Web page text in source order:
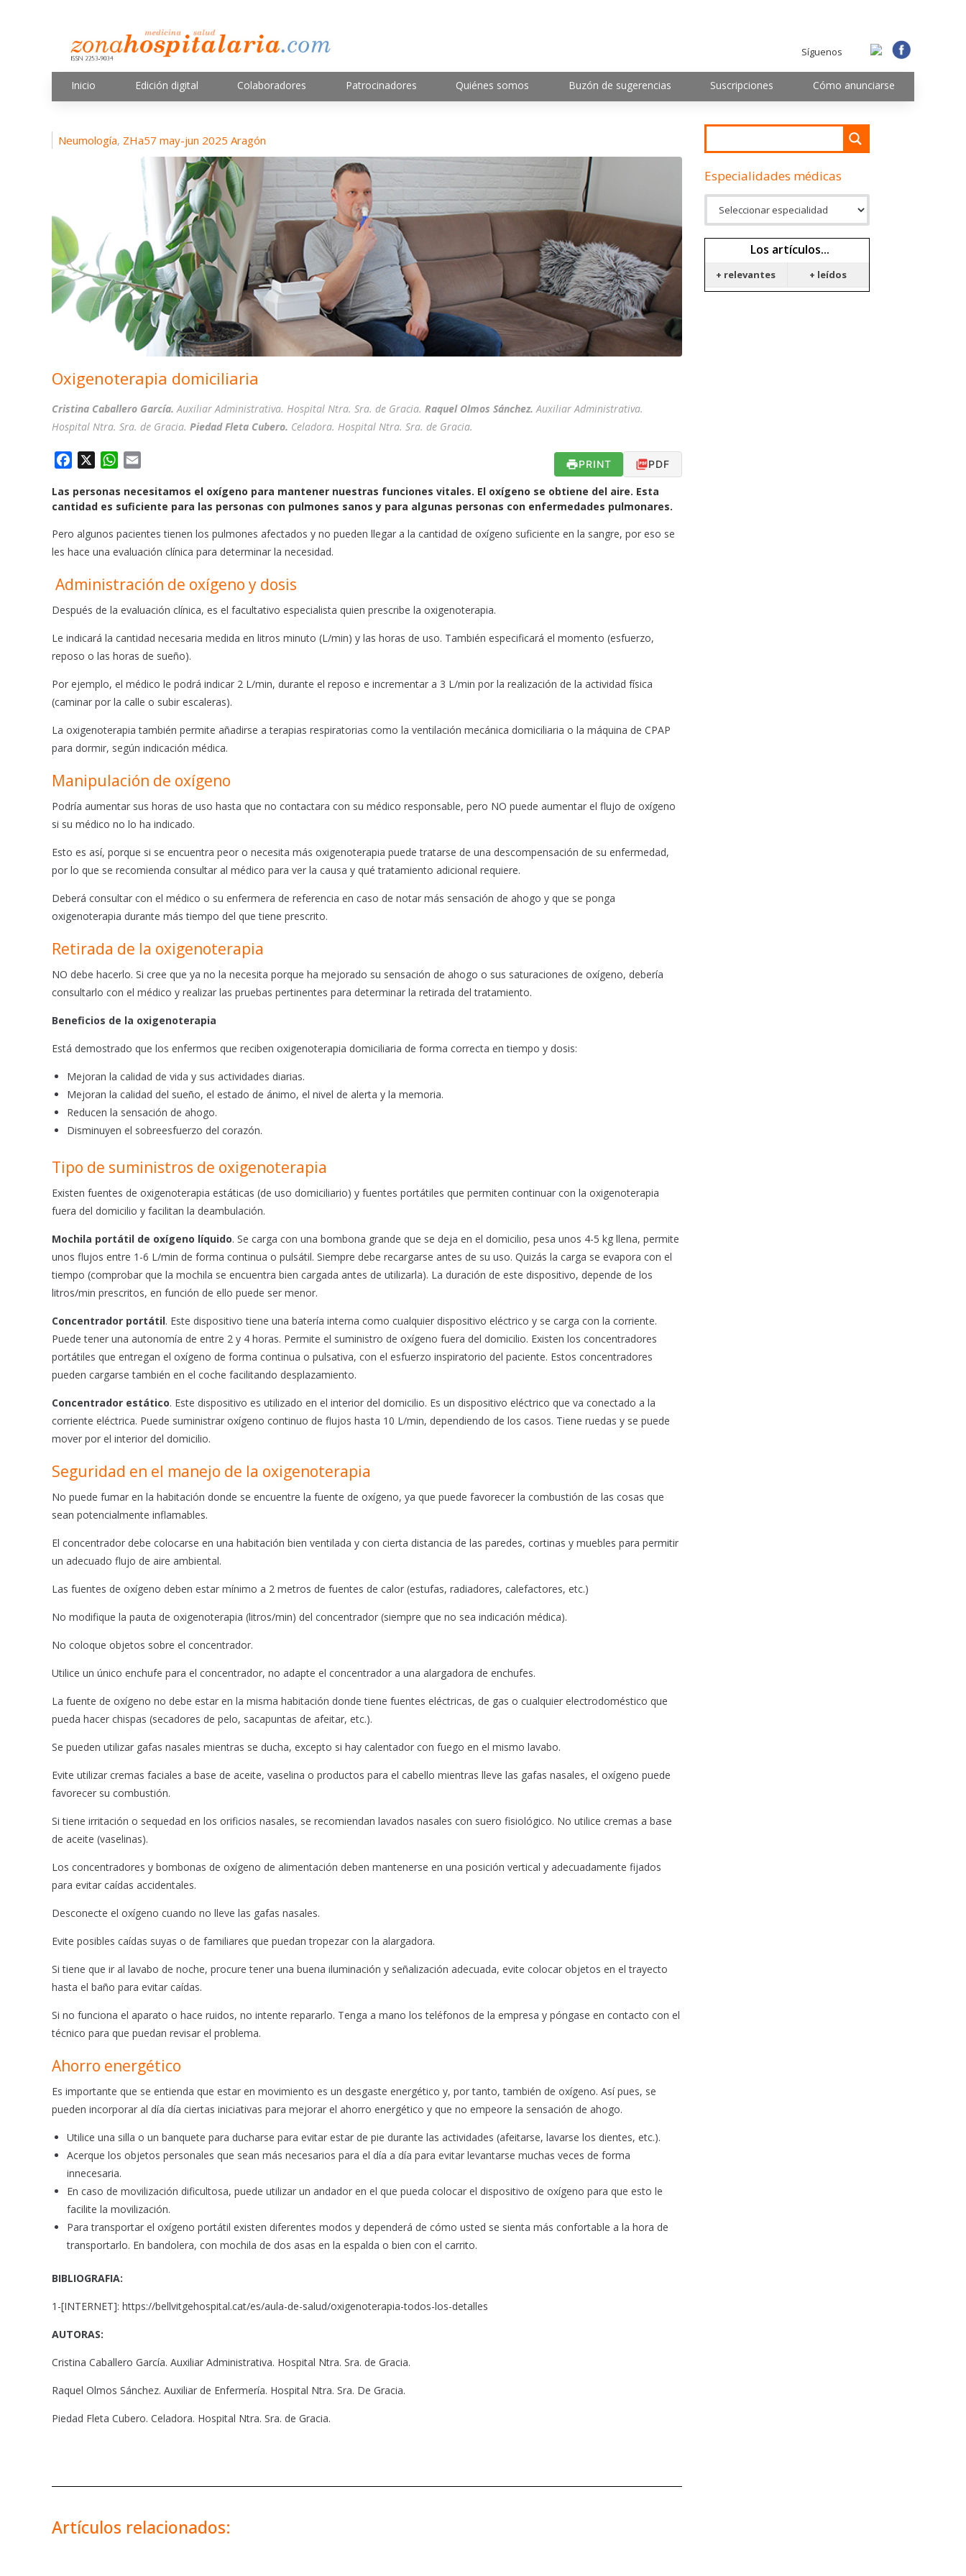
Síguenos
Inicio Edición digital Colaboradores Patrocinadores Quiénes somos Buzón de sugerencias Suscripciones Cómo anunciarse
Neumología, ZHa57 may-jun 2025 Aragón
Oxigenoterapia domiciliaria
Cristina Caballero García. Auxiliar Administrativa. Hospital Ntra. Sra. de Gracia. Raquel Olmos Sánchez. Auxiliar Administrativa.
Hospital Ntra. Sra. de Gracia. Piedad Fleta Cubero. Celadora. Hospital Ntra. Sra. de Gracia.
c
e
b
o
k
W
a
t
s
A
p
a
i
l
PRINT PDF
Las personas necesitamos el oxígeno para mantener nuestras funciones vitales. El oxígeno se obtiene del aire. Esta
cantidad es suficiente para las personas con pulmones sanos y para algunas personas con enfermedades pulmonares.
Pero algunos pacientes tienen los pulmones afectados y no pueden llegar a la cantidad de oxígeno suficiente en la sangre, por eso se
les hace una evaluación clínica para determinar la necesidad.
Administración de oxígeno y dosis
Después de la evaluación clínica, es el facultativo especialista quien prescribe la oxigenoterapia.
Le indicará la cantidad necesaria medida en litros minuto (L/min) y las horas de uso. También especificará el momento (esfuerzo,
reposo o las horas de sueño).
Por ejemplo, el médico le podrá indicar 2 L/min, durante el reposo e incrementar a 3 L/min por la realización de la actividad física
(caminar por la calle o subir escaleras).
La oxigenoterapia también permite añadirse a terapias respiratorias como la ventilación mecánica domiciliaria o la máquina de CPAP
para dormir, según indicación médica.
Manipulación de oxígeno
Podría aumentar sus horas de uso hasta que no contactara con su médico responsable, pero NO puede aumentar el flujo de oxígeno
si su médico no lo ha indicado.
Esto es así, porque si se encuentra peor o necesita más oxigenoterapia puede tratarse de una descompensación de su enfermedad,
por lo que se recomienda consultar al médico para ver la causa y qué tratamiento adicional requiere.
Deberá consultar con el médico o su enfermera de referencia en caso de notar más sensación de ahogo y que se ponga
oxigenoterapia durante más tiempo del que tiene prescrito.
Retirada de la oxigenoterapia
NO debe hacerlo. Si cree que ya no la necesita porque ha mejorado su sensación de ahogo o sus saturaciones de oxígeno, debería
consultarlo con el médico y realizar las pruebas pertinentes para determinar la retirada del tratamiento.
Beneficios de la oxigenoterapia
Está demostrado que los enfermos que reciben oxigenoterapia domiciliaria de forma correcta en tiempo y dosis:
Mejoran la calidad de vida y sus actividades diarias.
Mejoran la calidad del sueño, el estado de ánimo, el nivel de alerta y la memoria.
Reducen la sensación de ahogo.
Disminuyen el sobreesfuerzo del corazón.
Tipo de suministros de oxigenoterapia
Existen fuentes de oxigenoterapia estáticas (de uso domiciliario) y fuentes portátiles que permiten continuar con la oxigenoterapia
fuera del domicilio y facilitan la deambulación.
Mochila portátil de oxígeno líquido. Se carga con una bombona grande que se deja en el domicilio, pesa unos 4-5 kg llena, permite
unos flujos entre 1-6 L/min de forma continua o pulsátil. Siempre debe recargarse antes de su uso. Quizás la carga se evapora con el
tiempo (comprobar que la mochila se encuentra bien cargada antes de utilizarla). La duración de este dispositivo, depende de los
litros/min prescritos, en función de ello puede ser menor.
Concentrador portátil. Este dispositivo tiene una batería interna como cualquier dispositivo eléctrico y se carga con la corriente.
Puede tener una autonomía de entre 2 y 4 horas. Permite el suministro de oxígeno fuera del domicilio. Existen los concentradores
portátiles que entregan el oxígeno de forma continua o pulsativa, con el esfuerzo inspiratorio del paciente. Estos concentradores
pueden cargarse también en el coche facilitando desplazamiento.
Concentrador estático. Este dispositivo es utilizado en el interior del domicilio. Es un dispositivo eléctrico que va conectado a la
corriente eléctrica. Puede suministrar oxígeno continuo de flujos hasta 10 L/min, dependiendo de los casos. Tiene ruedas y se puede
mover por el interior del domicilio.
Seguridad en el manejo de la oxigenoterapia
No puede fumar en la habitación donde se encuentre la fuente de oxígeno, ya que puede favorecer la combustión de las cosas que
sean potencialmente inflamables.
El concentrador debe colocarse en una habitación bien ventilada y con cierta distancia de las paredes, cortinas y muebles para permitir
un adecuado flujo de aire ambiental.
Las fuentes de oxígeno deben estar mínimo a 2 metros de fuentes de calor (estufas, radiadores, calefactores, etc.)
No modifique la pauta de oxigenoterapia (litros/min) del concentrador (siempre que no sea indicación médica).
No coloque objetos sobre el concentrador.
Utilice un único enchufe para el concentrador, no adapte el concentrador a una alargadora de enchufes.
La fuente de oxígeno no debe estar en la misma habitación donde tiene fuentes eléctricas, de gas o cualquier electrodoméstico que
pueda hacer chispas (secadores de pelo, sacapuntas de afeitar, etc.).
Se pueden utilizar gafas nasales mientras se ducha, excepto si hay calentador con fuego en el mismo lavabo.
Evite utilizar cremas faciales a base de aceite, vaselina o productos para el cabello mientras lleve las gafas nasales, el oxígeno puede
favorecer su combustión.
Si tiene irritación o sequedad en los orificios nasales, se recomiendan lavados nasales con suero fisiológico. No utilice cremas a base
de aceite (vaselinas).
Los concentradores y bombonas de oxígeno de alimentación deben mantenerse en una posición vertical y adecuadamente fijados
para evitar caídas accidentales.
Desconecte el oxígeno cuando no lleve las gafas nasales.
Evite posibles caídas suyas o de familiares que puedan tropezar con la alargadora.
Si tiene que ir al lavabo de noche, procure tener una buena iluminación y señalización adecuada, evite colocar objetos en el trayecto
hasta el baño para evitar caídas.
Si no funciona el aparato o hace ruidos, no intente repararlo. Tenga a mano los teléfonos de la empresa y póngase en contacto con el
técnico para que puedan revisar el problema.
Ahorro energético
Es importante que se entienda que estar en movimiento es un desgaste energético y, por tanto, también de oxígeno. Así pues, se
pueden incorporar al día día ciertas iniciativas para mejorar el ahorro energético y que no empeore la sensación de ahogo.
Utilice una silla o un banquete para ducharse para evitar estar de pie durante las actividades (afeitarse, lavarse los dientes, etc.).
Acerque los objetos personales que sean más necesarios para el día a día para evitar levantarse muchas veces de forma
innecesaria.
En caso de movilización dificultosa, puede utilizar un andador en el que pueda colocar el dispositivo de oxígeno para que esto le
facilite la movilización.
Para transportar el oxígeno portátil existen diferentes modos y dependerá de cómo usted se sienta más confortable a la hora de
transportarlo. En bandolera, con mochila de dos asas en la espalda o bien con el carrito.
BIBLIOGRAFIA:
1-[INTERNET]: https://bellvitgehospital.cat/es/aula-de-salud/oxigenoterapia-todos-los-detalles
AUTORAS:
Cristina Caballero García. Auxiliar Administrativa. Hospital Ntra. Sra. de Gracia.
Raquel Olmos Sánchez. Auxiliar de Enfermería. Hospital Ntra. Sra. De Gracia.
Piedad Fleta Cubero. Celadora. Hospital Ntra. Sra. de Gracia.
Artículos relacionados:
Especialidades médicas
Los artículos...
+ relevantes + leídos